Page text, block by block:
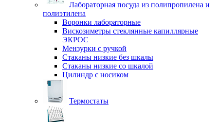
Лабораторная посуда из полипропилена и
полиэтилена
Воронки лабораторные
Вискозиметры стеклянные капиллярные
ЭКРОС
Мензурки с ручкой
Стаканы низкие без шкалы
Стаканы низкие со шкалой
Цилиндр с носиком
Термостаты